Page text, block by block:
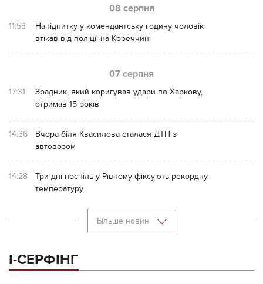
08 серпня
11:53
Напідпитку у комендантську годину чоловік
втікав від поліції на Кореччині
07 серпня
17:31
Зрадник, який коригував удари по Харкову,
отримав 15 років
14:36
Вчора біля Квасилова сталася ДТП з
автовозом
14:28
Три дні поспіль у Рівному фіксують рекордну
температуру
Більше новин
І-СЕРФІНГ